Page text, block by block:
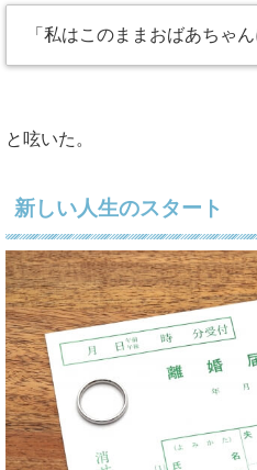
「私はこのままおばあちゃ
と呟いた。
新しい人生のスタート